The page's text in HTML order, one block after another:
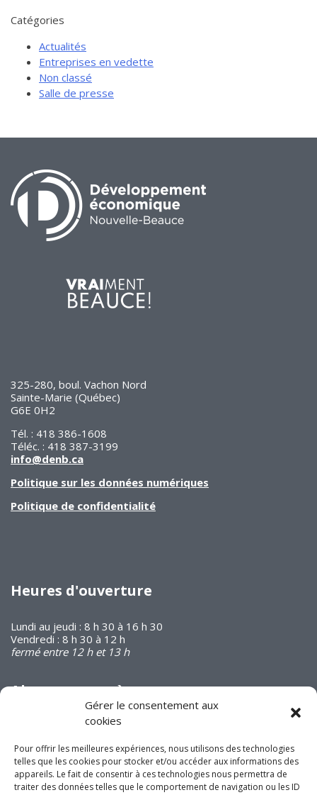
Gérer le consentement aux
cookies
Pour offrir les meilleures expériences, nous utilisons des technologies
telles que les cookies pour stocker et/ou accéder aux informations des
appareils. Le fait de consentir à ces technologies nous permettra de
traiter des données telles que le comportement de navigation ou les ID
Catégories
Actualités
Entreprises en vedette
Non classé
Salle de presse
325-280, boul. Vachon Nord
Sainte-Marie (Québec)
G6E 0H2
Tél. : 418 386-1608
Téléc. : 418 387-3199
info@denb.ca
Politique sur les données numériques
Politique de confidentialité
Heures d'ouverture
Lundi au jeudi : 8 h 30 à 16 h 30
Vendredi : 8 h 30 à 12 h
fermé entre 12 h et 13 h
Abonnez-vous à
notre infolettre